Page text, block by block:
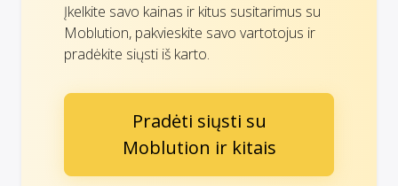
Įkelkite savo kainas ir kitus susitarimus su
Moblution, pakvieskite savo vartotojus ir
pradėkite siųsti iš karto.
Pradėti siųsti su
Moblution ir kitais